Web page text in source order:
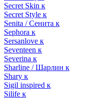
Secret Skin к
Secret Style к
Senita / Сенита к
Sephora к
Sersanlove к
Seventeen к
Severina к
Sharline / Шарлин к
Shary к
Sigil inspired к
Silife к